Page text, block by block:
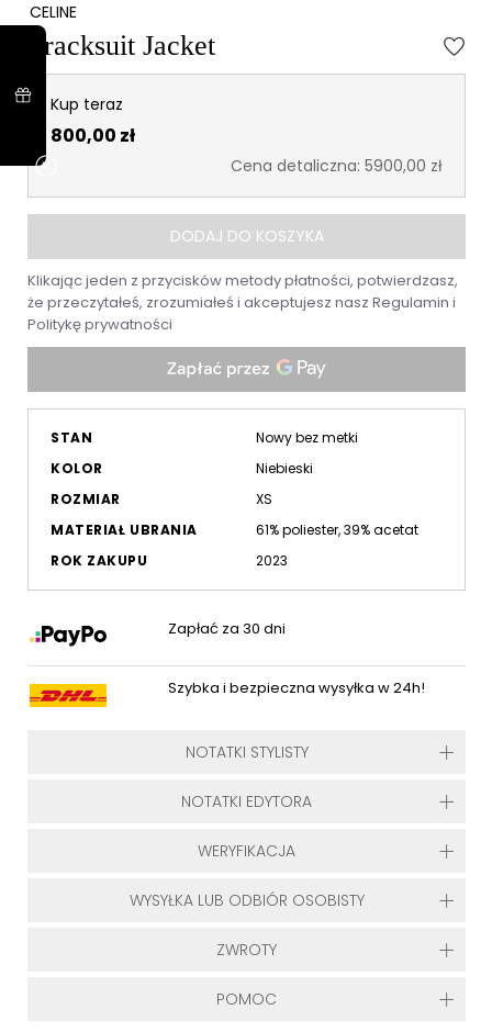
CELINE
Tracksuit Jacket
Kup teraz
800,00 zł
Cena detaliczna: 5900,00 zł
DODAJ DO KOSZYKA
Klikając jeden z przycisków metody płatności, potwierdzasz,
że przeczytałeś, zrozumiałeś i akceptujesz nasz Regulamin i
Politykę prywatności
STAN
Nowy bez metki
KOLOR
Niebieski
ROZMIAR
XS
MATERIAŁ UBRANIA
61% poliester, 39% acetat
ROK ZAKUPU
2023
Zapłać za 30 dni
Szybka i bezpieczna wysyłka w 24h!
NOTATKI STYLISTY
NOTATKI EDYTORA
WERYFIKACJA
WYSYŁKA LUB ODBIÓR OSOBISTY
ZWROTY
POMOC